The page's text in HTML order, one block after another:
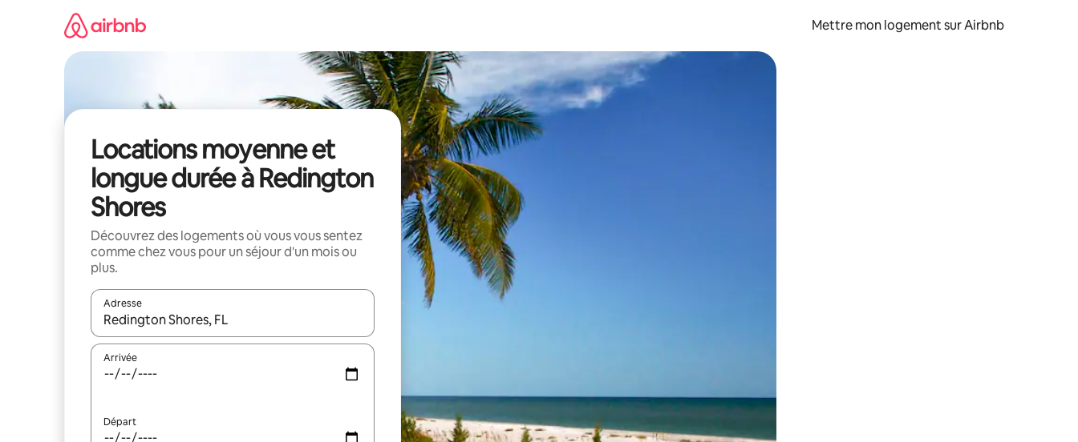
Mettre mon logement sur Airbnb
Locations moyenne et
longue durée à Redington
Shores
Découvrez des logements où vous vous sentez
comme chez vous pour un séjour d'un mois ou
plus.
Adresse
Lorsque les résultats s'affichent, utilisez les flèches vers le haut et vers le bas pour les parcourir ou en appuyant et en faisant glisser.
Arrivée
Départ